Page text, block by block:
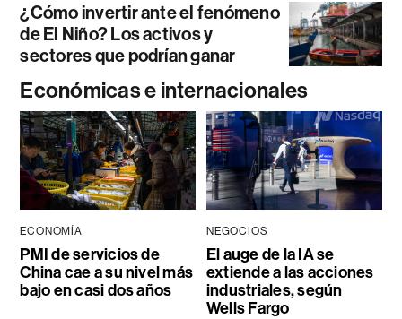
¿Cómo invertir ante el fenómeno
de El Niño? Los activos y
sectores que podrían ganar
Económicas e internacionales
ECONOMÍA
PMI de servicios de
China cae a su nivel más
bajo en casi dos años
NEGOCIOS
El auge de la IA se
extiende a las acciones
industriales, según
Wells Fargo